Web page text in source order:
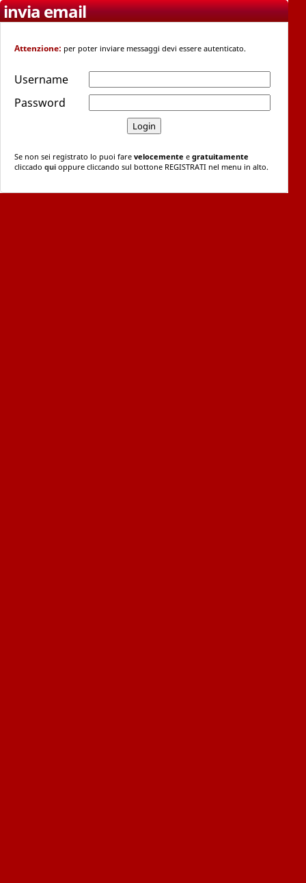
invia email
Attenzione: per poter inviare messaggi devi essere autenticato.
Username
Password
Se non sei registrato lo puoi fare velocemente e gratuitamente
cliccado qui oppure cliccando sul bottone REGISTRATI nel menu in alto.